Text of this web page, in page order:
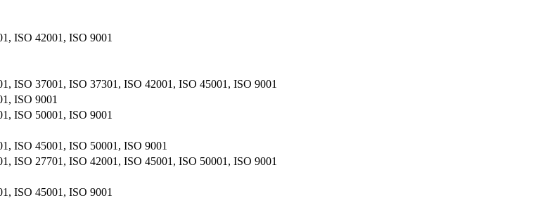
ISO 42001, ISO 9001
ISO 37001, ISO 37301, ISO 42001, ISO 45001, ISO 9001
ISO 9001
ISO 50001, ISO 9001
ISO 45001, ISO 50001, ISO 9001
ISO 27701, ISO 42001, ISO 45001, ISO 50001, ISO 9001
ISO 45001, ISO 9001